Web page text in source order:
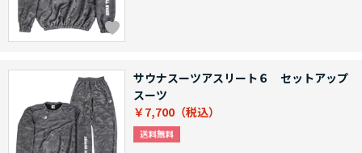
サウナスーツアスリート６ セットアップ
スーツ
￥7,700